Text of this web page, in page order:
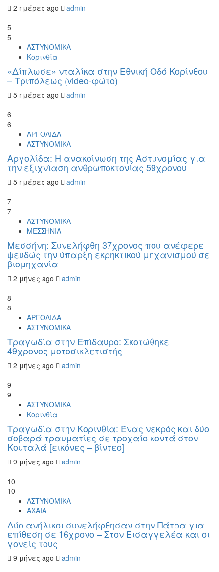
2 ημέρες ago
admin
5
5
ΑΣΤΥΝΟΜΙΚΑ
Κορινθία
«Δίπλωσε» νταλίκα στην Εθνική Oδό Κορίνθου
– Τριπόλεως (video-φώτο)
5 ημέρες ago
admin
6
6
ΑΡΓΟΛΙΔΑ
ΑΣΤΥΝΟΜΙΚΑ
Αργολίδα: Η ανακοίνωση της Αστυνομίας για
την εξιχνίαση ανθρωποκτονίας 59χρονου
5 ημέρες ago
admin
7
7
ΑΣΤΥΝΟΜΙΚΑ
ΜΕΣΣΗΝΙΑ
Μεσσήνη: Συνελήφθη 37χρονος που ανέφερε
ψευδώς την ύπαρξη εκρηκτικού μηχανισμού σε
βιομηχανία
2 μήνες ago
admin
8
8
ΑΡΓΟΛΙΔΑ
ΑΣΤΥΝΟΜΙΚΑ
Τραγωδία στην Επίδαυρο: Σκοτώθηκε
49χρονος μοτοσικλετιστής
2 μήνες ago
admin
9
9
ΑΣΤΥΝΟΜΙΚΑ
Κορινθία
Τραγωδία στην Κορινθία: Ένας νεκρός και δύο
σοβαρά τραυματίες σε τροχαίο κοντά στον
Κουταλά [εικόνες – βίντεο]
9 μήνες ago
admin
10
10
ΑΣΤΥΝΟΜΙΚΑ
ΑΧΑΙΑ
Δύο ανήλικοι συνελήφθησαν στην Πάτρα για
επίθεση σε 16χρονο – Στον Εισαγγελέα και οι
γονείς τους
9 μήνες ago
admin